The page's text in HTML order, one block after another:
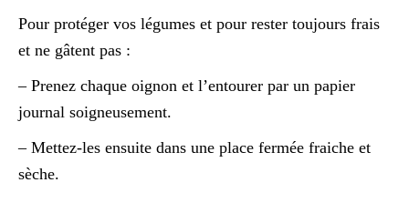
Pour protéger vos légumes et pour rester toujours frais
et ne gâtent pas :
– Prenez chaque oignon et l’entourer par un papier
journal soigneusement.
– Mettez-les ensuite dans une place fermée fraiche et
sèche.